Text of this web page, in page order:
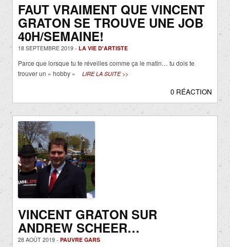
FAUT VRAIMENT QUE VINCENT
GRATON SE TROUVE UNE JOB
40H/SEMAINE!
18 SEPTEMBRE 2019 - LA VIE D'ARTISTE
Parce que lorsque tu te réveilles comme ça le matin… tu dois te
trouver un « hobby »
LIRE LA SUITE >>
0 RÉACTION
VINCENT GRATON SUR
ANDREW SCHEER…
28 AOÛT 2019 - PAUVRE GARS